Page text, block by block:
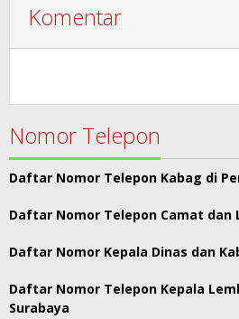
Komentar
Nomor Telepon
Daftar Nomor Telepon Kabag di
Daftar Nomor Telepon Camat dan
Daftar Nomor Kepala Dinas dan
Daftar Nomor Telepon Kepala
Surabaya